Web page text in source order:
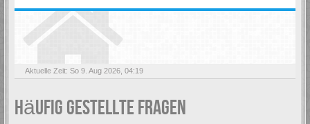
Aktuelle Zeit: So 9. Aug 2026, 04:19
Häufig gestellte Fragen